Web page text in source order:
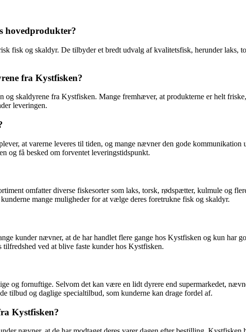
hovedprodukter?
fisk og skaldyr. De tilbyder et bredt udvalg af kvalitetsfisk, herunder laks,
fra Kystfisken?
skaldyrene fra Kystfisken. Mange fremhæver, at produkterne er helt
leveringen.
at varerne leveres til tiden, og mange nævner den gode kommunikation
og få besked om forventet leveringstidspunkt.
omfatter diverse fiskesorter som laks, torsk, rødspætter, kulmule og
mange muligheder for at vælge deres foretrukne fisk og skaldyr.
kunder nævner, at de har handlet flere gange hos Kystfisken og kun har
ved at blive faste kunder hos Kystfisken.
og fornuftige. Selvom det kan være en lidt dyrere end supermarkedet,
tilbud og daglige specialtilbud, som kunderne kan drage fordel af.
Kystfisken?